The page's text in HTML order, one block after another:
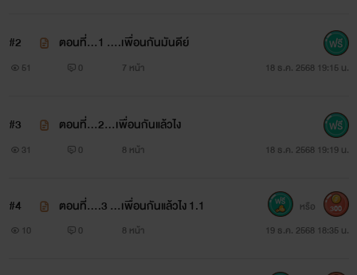
#2 ตอนที่...1 ....เพื่อนกันมันดีย์
51 0 7 หน้า 18 ธ.ค. 2568 19:15 น.
#3 ตอนที่...2...เพื่อนกันแล้วไง
31 0 8 หน้า 18 ธ.ค. 2568 19:19 น.
#4 ตอนที่....3 ...เพื่อนกันแล้วไง 1.1
10 0 8 หน้า 19 ธ.ค. 2568 18:35 น.
หรือ 300